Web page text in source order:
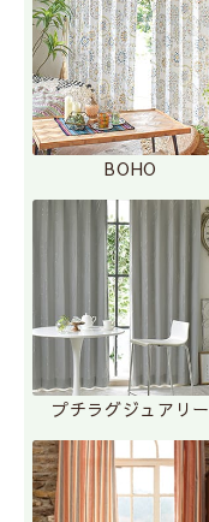
BOHO
プチラグジュアリー